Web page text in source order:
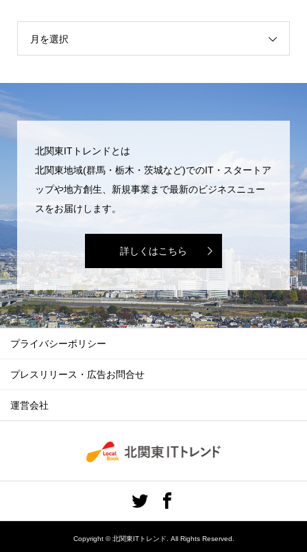
月を選択
北関東ITトレンドとは
北関東地域(群馬・栃木・茨城など)でのIT・スタートア
ップや地方創生、新規事業まで最新のビジネスニュー
スをお届けします。
詳しくはこちら
プライバシーポリシー
プレスリリース・広告お問合せ
運営会社
Copyright ©北関東ITトレンド. All Rights Reserved.